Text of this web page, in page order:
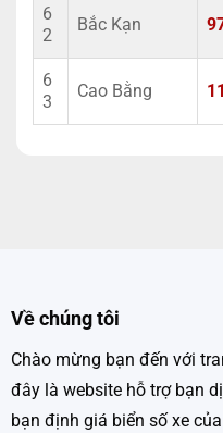
6
2
Bắc Kạn
6
3
Cao Bằng 11
Về chúng tôi
Chào mừng bạn đến với
đây là website hỗ trợ bạn
bạn định giá biển số xe